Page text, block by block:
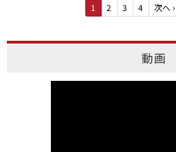
1 2 3 4 次へ ›
動画